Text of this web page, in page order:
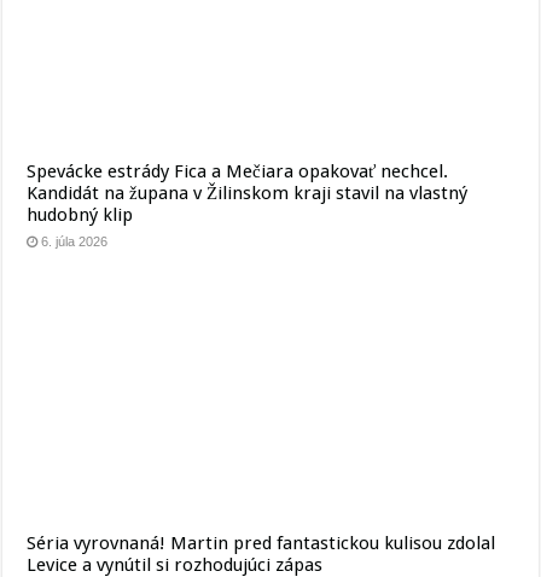
Spevácke estrády Fica a Mečiara opakovať nechcel.
Kandidát na župana v Žilinskom kraji stavil na vlastný
hudobný klip
6. júla 2026
Séria vyrovnaná! Martin pred fantastickou kulisou zdolal
Levice a vynútil si rozhodujúci zápas